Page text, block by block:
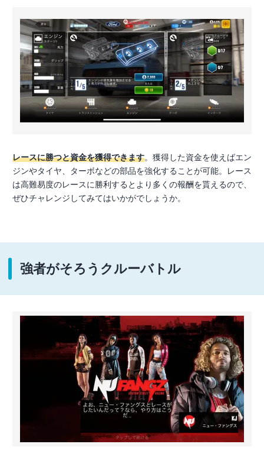
レースに勝つと資金を獲得できます。獲得した資金を使えばエン
ジンやタイヤ、ターボなどの部品を強化することが可能。レース
は高難易度のレースに勝利するとより多くの報酬を貰えるので、
ぜひチャレンジしてみてはいかがでしょうか。
強者がそろうクルーバトル